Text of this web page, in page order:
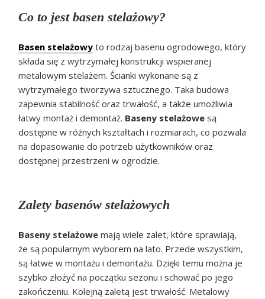
Co to jest basen stelażowy?
Basen stelażowy to rodzaj basenu ogrodowego, który
składa się z wytrzymałej konstrukcji wspieranej
metalowym stelażem. Ścianki wykonane są z
wytrzymałego tworzywa sztucznego. Taka budowa
zapewnia stabilność oraz trwałość, a także umożliwia
łatwy montaż i demontaż. Baseny stelażowe są
dostępne w różnych kształtach i rozmiarach, co pozwala
na dopasowanie do potrzeb użytkowników oraz
dostępnej przestrzeni w ogrodzie.
Zalety basenów stelażowych
Baseny stelażowe mają wiele zalet, które sprawiają,
że są popularnym wyborem na lato. Przede wszystkim,
są łatwe w montażu i demontażu. Dzięki temu można je
szybko złożyć na początku sezonu i schować po jego
zakończeniu. Kolejną zaletą jest trwałość. Metalowy